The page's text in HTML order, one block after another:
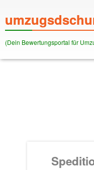
(Dein Bewertungsportal für